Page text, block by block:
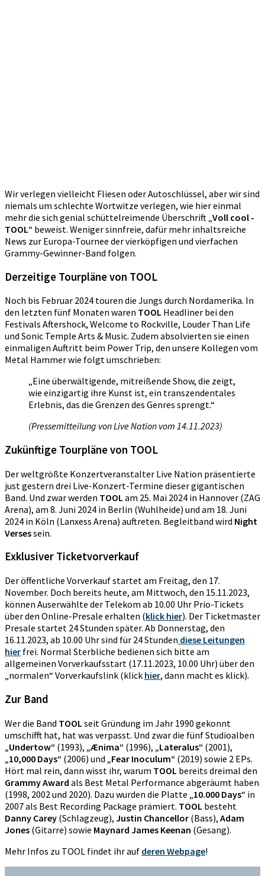
Wir verlegen vielleicht Fliesen oder Autoschlüssel, aber wir sind
niemals um schlechte Wortwitze verlegen, wie hier einmal
mehr die sich genial schüttelreimende Überschrift „ Voll cool -
TOOL“ beweist. Weniger sinnfreie, dafür mehr inhaltsreiche
News zur Europa-Tournee der vierköpfigen und vierfachen
Grammy-Gewinner-Band folgen.
Derzeitige Tourpläne von TOOL
Noch bis Februar 2024 touren die Jungs durch Nordamerika. In
den letzten fünf Monaten waren TOOL Headliner bei den
Festivals Aftershock, Welcome to Rockville, Louder Than Life
und Sonic Temple Arts & Music. Zudem absolvierten sie einen
einmaligen Auftritt beim Power Trip, den unsere Kollegen vom
Metal Hammer wie folgt umschrieben:
„Eine überwältigende, mitreißende Show, die zeigt,
wie einzigartig ihre Kunst ist, ein transzendentales
Erlebnis, das die Grenzen des Genres sprengt.“
(Pressemitteilung von Live Nation vom 14.11.2023)
Zukünftige Tourpläne von TOOL
Der weltgrößte Konzertveranstalter Live Nation präsentierte
just gestern drei Live-Konzert-Termine dieser gigantischen
Band. Und zwar werden TOOL am 25. Mai 2024 in Hannover (ZAG
Arena), am 8. Juni 2024 in Berlin (Wuhlheide) und am 18. Juni
2024 in Köln (Lanxess Arena) auftreten. Begleitband wird Night
Versessein.
Exklusiver Ticketvorverkauf
Der öffentliche Vorverkauf startet am Freitag, den 17.
November. Doch bereits heute, am Mittwoch, den 15.11.2023,
können Auserwählte der Telekom ab 10.00 Uhr Prio-Tickets
über den Online-Presale erhalten (klick hier). Der Ticketmaster
Presale startet 24 Stunden später. Ab Donnerstag, den
16.11.2023, ab 10.00 Uhr sind für 24 Stunden diese Leitungen
hier frei. Normal Sterbliche bedienen sich bitte am
allgemeinen Vorverkaufsstart (17.11.2023, 10.00 Uhr) über den
„normalen“ Vorverkaufslink (klick hier, dann macht es klick).
Zur Band
Wer die Band TOOL seit Gründung im Jahr 1990 gekonnt
umschifft hat, hat was verpasst. Und zwar die fünf Studioalben
„Undertow“ (1993), „Ænima“ (1996), „Lateralus“ (2001),
„10,000 Days“ (2006) und „Fear Inoculum“ (2019) sowie 2 EPs.
Hört mal rein, dann wisst ihr, warum TOOL bereits dreimal den
Grammy Award als Best Metal Performance abgeräumt haben
(1998, 2002 und 2020). Dazu wurden die Platte „ 10.000 Days“ in
2007 als Best Recording Package prämiert. TOOL besteht
Danny Carey (Schlagzeug), Justin Chancellor (Bass), Adam
Jones (Gitarre) sowie Maynard James Keenan (Gesang).
Mehr Infos zu TOOL findet ihr auf deren Webpage!